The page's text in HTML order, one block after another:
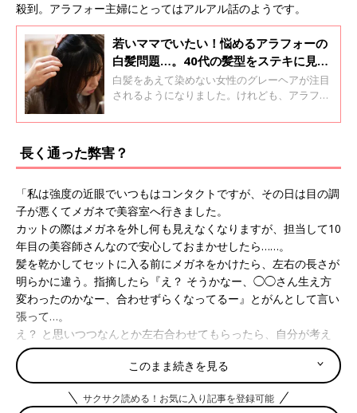
殺到。アラフォー主婦にとってはアルアル話のようです。
若いママでいたい！悩めるアラフォーの
白髪問題…。40代の髪型をステキに見せ
るプロのワザ
白髪をあえて染めない女性のグレーヘアが注目
されるようになりました。けれども、アラフォ
も多いのではないでしょうか。口コミサイト
について先輩ママと、ヘア・メイクアップアー
ティストの広瀬あつこさんに聞いてみました。
長く通った弊害？
「私は強度の近眼でいつもはコンタクトですが、その日は目の調
子が悪くてメガネで美容室へ行きました。
カットの際はメガネを外し何も見えなくなりますが、担当して10
年目の美容師さんなので安心しておまかせしたら……。
髪を乾かしてセットに入る前にメガネをかけたら、左右の長さが
明らかに違う。指摘したら『え？ そうかなー、◯◯さん生え方
変わったのかなー、合わせずらくなってるー』とがんとして言い
張って…。
え？ と思いつつなんとか左右合わせてもらったら、自分が考え
ていた以上に短い仕上がりに。来店するとアンケートメールがく
るので『残念だった』旨を返信。が、音沙汰無し。
高い指名料払っているのに、なんだかなぁ。モヤモヤしました。
美容室替え時ってお告げなんでしょうか」
このまま続きを見る
サクサク読める！お気に入り記事を登録可能